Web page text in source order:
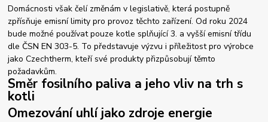
Domácnosti však čelí změnám v legislativě, která postupně
zpřísňuje emisní limity pro provoz těchto zařízení. Od roku 2024
bude možné používat pouze kotle splňující 3. a vyšší emisní třídu
dle ČSN EN 303-5. To představuje výzvu i příležitost pro výrobce
jako Czechtherm, kteří své produkty přizpůsobují těmto
požadavkům.
Směr fosilního paliva a jeho vliv na trh s
kotli
Omezování uhlí jako zdroje energie